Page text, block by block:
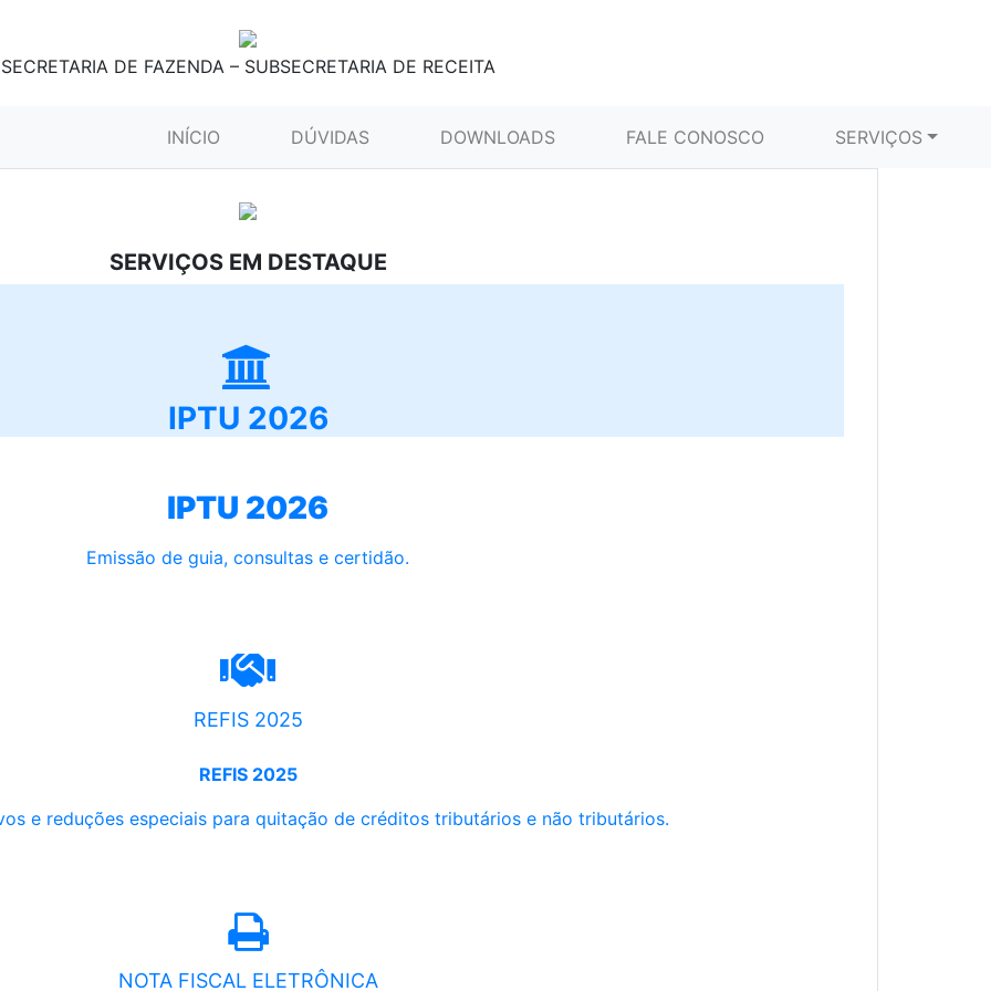
SECRETARIA DE FAZENDA – SUBSECRETARIA DE RECEITA
INÍCIO (CURRENT)DÚVIDAS DOWNLOADS FALE CONOSCO SERVIÇOS
SERVIÇOS EM DESTAQUE
IPTU 2026
IPTU 2026
Emissão de guia, consultas e certidão.
REFIS 2025
REFIS 2025
e reduções especiais para quitação de créditos tributários e não tributários.
NOTA FISCAL ELETRÔNICA